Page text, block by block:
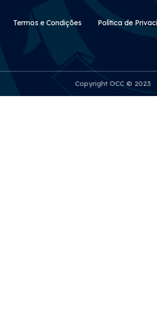
Rodapé Secundário
Termos e Condições Política de
Copyright OCC © 2023